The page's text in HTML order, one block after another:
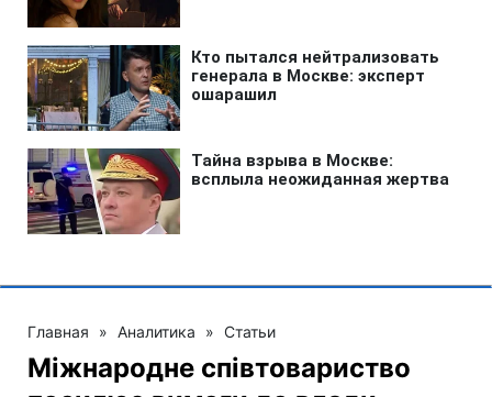
Главная » Аналитика » Статьи
Міжнародне співтовариство